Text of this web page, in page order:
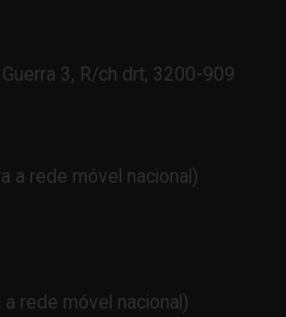
3, R/ch drt, 3200-909
a rede móvel nacional)
rede móvel nacional)